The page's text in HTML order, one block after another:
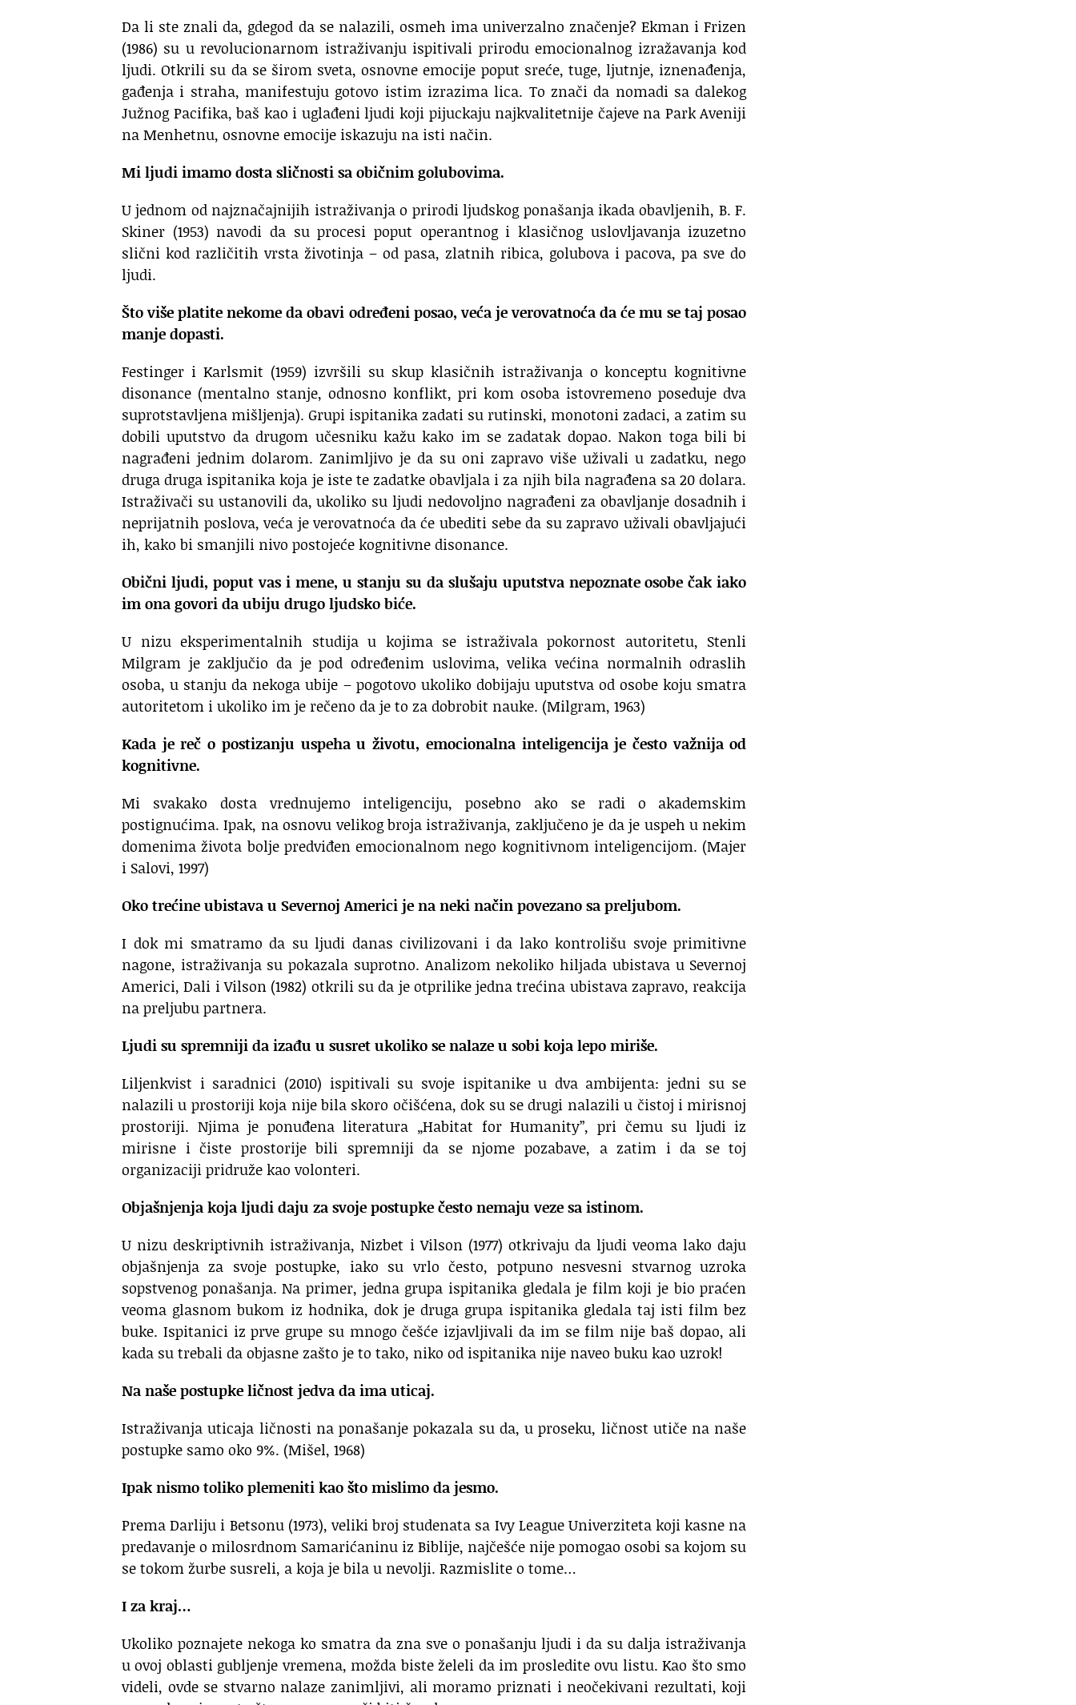
Da li ste znali da, gdegod da se nalazili, osmeh ima univerzalno značenje? Ekman i Frizen
(1986) su u revolucionarnom istraživanju ispitivali prirodu emocionalnog izražavanja kod
ljudi. Otkrili su da se širom sveta, osnovne emocije poput sreće, tuge, ljutnje, iznenađenja,
gađenja i straha, manifestuju gotovo istim izrazima lica. To znači da nomadi sa dalekog
Južnog Pacifika, baš kao i uglađeni ljudi koji pijuckaju najkvalitetnije čajeve na Park Aveniji
na Menhetnu, osnovne emocije iskazuju na isti način.
Mi ljudi imamo dosta sličnosti sa običnim golubovima.
U jednom od najznačajnijih istraživanja o prirodi ljudskog ponašanja ikada obavljenih, B. F.
Skiner (1953) navodi da su procesi poput operantnog i klasičnog uslovljavanja izuzetno
slični kod različitih vrsta životinja – od pasa, zlatnih ribica, golubova i pacova, pa sve do
ljudi.
Što više platite nekome da obavi određeni posao, veća je verovatnoća da će mu se taj posao
manje dopasti.
Festinger i Karlsmit (1959) izvršili su skup klasičnih istraživanja o konceptu kognitivne
disonance (mentalno stanje, odnosno konflikt, pri kom osoba istovremeno poseduje dva
suprotstavljena mišljenja). Grupi ispitanika zadati su rutinski, monotoni zadaci, a zatim su
dobili uputstvo da drugom učesniku kažu kako im se zadatak dopao. Nakon toga bili bi
nagrađeni jednim dolarom. Zanimljivo je da su oni zapravo više uživali u zadatku, nego
druga druga ispitanika koja je iste te zadatke obavljala i za njih bila nagrađena sa 20 dolara.
Istraživači su ustanovili da, ukoliko su ljudi nedovoljno nagrađeni za obavljanje dosadnih i
neprijatnih poslova, veća je verovatnoća da će ubediti sebe da su zapravo uživali obavljajući
ih, kako bi smanjili nivo postojeće kognitivne disonance.
Obični ljudi, poput vas i mene, u stanju su da slušaju uputstva nepoznate osobe čak iako
im ona govori da ubiju drugo ljudsko biće.
U nizu eksperimentalnih studija u kojima se istraživala pokornost autoritetu, Stenli
Milgram je zaključio da je pod određenim uslovima, velika većina normalnih odraslih
osoba, u stanju da nekoga ubije – pogotovo ukoliko dobijaju uputstva od osobe koju smatra
autoritetom i ukoliko im je rečeno da je to za dobrobit nauke. (Milgram, 1963)
Kada je reč o postizanju uspeha u životu, emocionalna inteligencija je često važnija od
kognitivne.
Mi svakako dosta vrednujemo inteligenciju, posebno ako se radi o akademskim
postignućima. Ipak, na osnovu velikog broja istraživanja, zaključeno je da je uspeh u nekim
domenima života bolje predviđen emocionalnom nego kognitivnom inteligencijom. (Majer
i Salovi, 1997)
Oko trećine ubistava u Severnoj Americi je na neki način povezano sa preljubom.
I dok mi smatramo da su ljudi danas civilizovani i da lako kontrolišu svoje primitivne
nagone, istraživanja su pokazala suprotno. Analizom nekoliko hiljada ubistava u Severnoj
Americi, Dali i Vilson (1982) otkrili su da je otprilike jedna trećina ubistava zapravo, reakcija
na preljubu partnera.
Ljudi su spremniji da izađu u susret ukoliko se nalaze u sobi koja lepo miriše.
Liljenkvist i saradnici (2010) ispitivali su svoje ispitanike u dva ambijenta: jedni su se
nalazili u prostoriji koja nije bila skoro očišćena, dok su se drugi nalazili u čistoj i mirisnoj
prostoriji. Njima je ponuđena literatura „Habitat for Humanity”, pri čemu su ljudi iz
mirisne i čiste prostorije bili spremniji da se njome pozabave, a zatim i da se toj
organizaciji pridruže kao volonteri.
Objašnjenja koja ljudi daju za svoje postupke često nemaju veze sa istinom.
U nizu deskriptivnih istraživanja, Nizbet i Vilson (1977) otkrivaju da ljudi veoma lako daju
objašnjenja za svoje postupke, iako su vrlo često, potpuno nesvesni stvarnog uzroka
sopstvenog ponašanja. Na primer, jedna grupa ispitanika gledala je film koji je bio praćen
veoma glasnom bukom iz hodnika, dok je druga grupa ispitanika gledala taj isti film bez
buke. Ispitanici iz prve grupe su mnogo češće izjavljivali da im se film nije baš dopao, ali
kada su trebali da objasne zašto je to tako, niko od ispitanika nije naveo buku kao uzrok!
Na naše postupke ličnost jedva da ima uticaj.
Istraživanja uticaja ličnosti na ponašanje pokazala su da, u proseku, ličnost utiče na naše
postupke samo oko 9%. (Mišel, 1968)
Ipak nismo toliko plemeniti kao što mislimo da jesmo.
Prema Darliju i Betsonu (1973), veliki broj studenata sa Ivy League Univerziteta koji kasne na
predavanje o milosrdnom Samarićaninu iz Biblije, najčešće nije pomogao osobi sa kojom su
se tokom žurbe susreli, a koja je bila u nevolji. Razmislite o tome…
I za kraj…
Ukoliko poznajete nekoga ko smatra da zna sve o ponašanju ljudi i da su dalja istraživanja
u ovoj oblasti gubljenje vremena, možda biste želeli da im prosledite ovu listu. Kao što smo
videli, ovde se stvarno nalaze zanimljivi, ali moramo priznati i neočekivani rezultati, koji